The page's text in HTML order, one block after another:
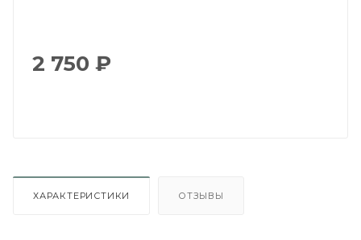
2 750 ₽
ХАРАКТЕРИСТИКИ ОТЗЫВЫ